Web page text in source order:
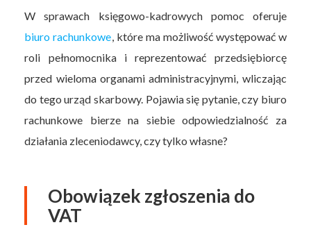
W sprawach księgowo-kadrowych pomoc oferuje
biuro rachunkowe , które ma możliwość występować w
roli pełnomocnika i reprezentować przedsiębiorcę
przed wieloma organami administracyjnymi, wliczając
do tego urząd skarbowy. Pojawia się pytanie, czy biuro
rachunkowe bierze na siebie odpowiedzialność za
działania zleceniodawcy, czy tylko własne?
Obowiązek zgłoszenia do
VAT